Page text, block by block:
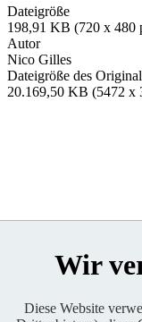
Dateigröße
198,91 KB (720 x 480
Autor
Nico Gilles
Dateigröße des
20.169,50 KB (5472 x
Wir
Diese Website